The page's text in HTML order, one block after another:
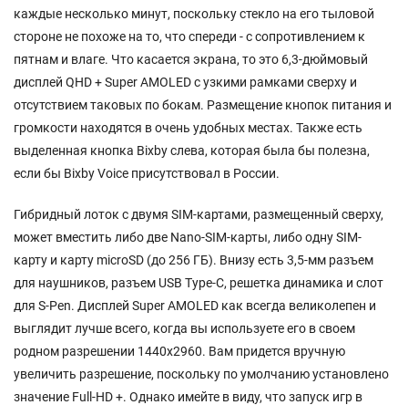
каждые несколько минут, поскольку стекло на его тыловой
стороне не похоже на то, что спереди - с сопротивлением к
пятнам и влаге. Что касается экрана, то это 6,3-дюймовый
дисплей QHD + Super AMOLED с узкими рамками сверху и
отсутствием таковых по бокам. Размещение кнопок питания и
громкости находятся в очень удобных местах. Также есть
выделенная кнопка Bixby слева, которая была бы полезна,
если бы Bixby Voice присутствовал в России.
Гибридный лоток с двумя SIM-картами, размещенный сверху,
может вместить либо две Nano-SIM-карты, либо одну SIM-
карту и карту microSD (до 256 ГБ). Внизу есть 3,5-мм разъем
для наушников, разъем USB Type-C, решетка динамика и слот
для S-Pen. Дисплей Super AMOLED как всегда великолепен и
выглядит лучше всего, когда вы используете его в своем
родном разрешении 1440x2960. Вам придется вручную
увеличить разрешение, поскольку по умолчанию установлено
значение Full-HD +. Однако имейте в виду, что запуск игр в